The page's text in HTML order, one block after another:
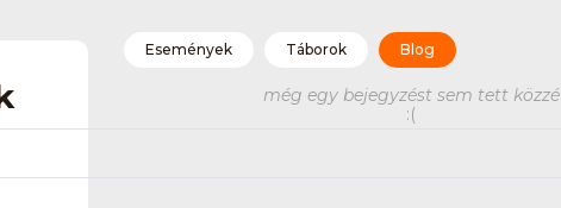
Események Táborok Blog
még egy bejegyzést sem tett közzé
:(